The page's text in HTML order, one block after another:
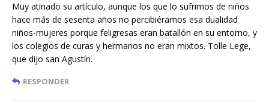
Muy atinado su artículo, aunque los que lo sufrimos de niños
hace más de sesenta años no percibiéramos esa dualidad
niños-mujeres porque feligresas eran batallón en su entorno, y
los colegios de curas y hermanos no eran mixtos. Tolle Lege,
que dijo san Agustín.
RESPONDER